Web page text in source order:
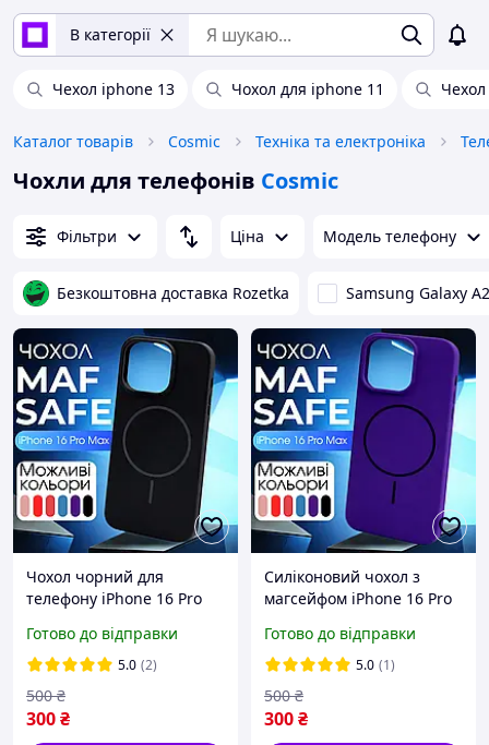
В категорії
Чехол iphone 13 Чохол для iphone 11
Каталог товарів Cosmic Техніка та електроніка
Чохли для телефонів Cosmic
Фільтри Ціна Модель телефону
Безкоштовна доставка Rozetka Samsung Galaxy
Чохол чорний для
телефону iPhone 16 Pro
айфон силіконовий
матовий з магсейфом
Готово до відправки
5.0 (2)
300₴
500 ₴
Силіконовий чохол з
магсейфом iPhone 16 Pro
MagSafe
Готово до відправки
5.0 (1)
300₴
500 ₴